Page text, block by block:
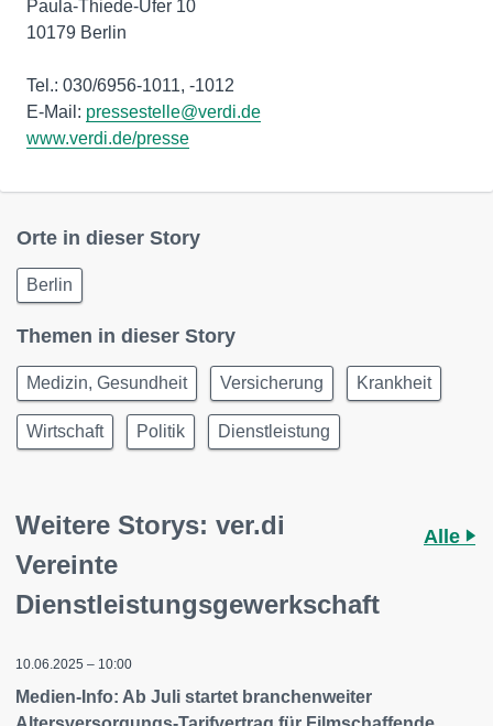
Paula-Thiede-Ufer 10
10179 Berlin
Tel.: 030/6956-1011, -1012
E-Mail: pressestelle@verdi.de
www.verdi.de/presse
Orte in dieser Story
Berlin
Themen in dieser Story
Medizin, Gesundheit Versicherung Krankheit
Wirtschaft Politik Dienstleistung
Weitere Storys: ver.di
Vereinte
Dienstleistungsgewerkschaft
Alle
10.06.2025 – 10:00
Medien-Info: Ab Juli startet branchenweiter